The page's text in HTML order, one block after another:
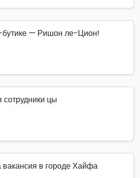
бутике — Ришон ле-Цион!
цы
в городе Хайфа